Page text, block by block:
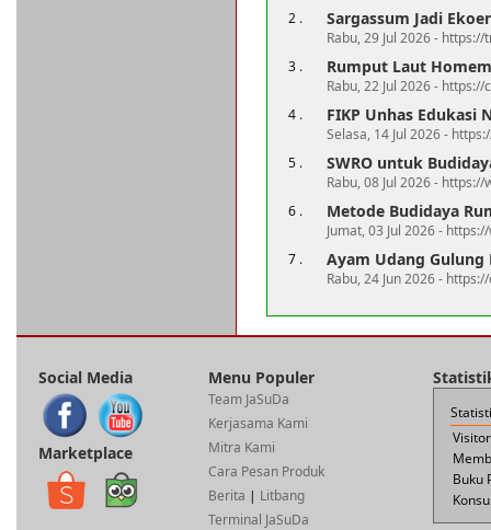
2 .
Sargassum Jadi
Rabu, 29 Jul 2026 -
3 .
Rumput Laut
Rabu, 22 Jul 2026 -
4 .
FIKP Unhas Edukasi
Selasa, 14 Jul 2026 -
5 .
SWRO untuk
Rabu, 08 Jul 2026 -
6 .
Metode Budidaya
Jumat, 03 Jul 2026 -
7 .
Ayam Udang Gulung
Rabu, 24 Jun 2026 -
Social Media
Marketplace
Menu Populer
Team JaSuDa
Kerjasama Kami
Mitra Kami
Cara Pesan Produk
Berita | Litbang
Terminal JaSuDa
Buku